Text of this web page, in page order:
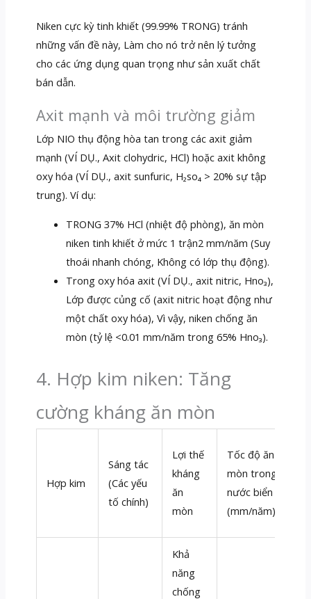
Niken cực kỳ tinh khiết (99.99% TRONG) tránh
những vấn đề này, Làm cho nó trở nên lý tưởng
cho các ứng dụng quan trọng như sản xuất chất
bán dẫn.
Axit mạnh và môi trường giảm
Lớp NIO thụ động hòa tan trong các axit giảm
mạnh (VÍ DỤ., Axit clohydric, HCl) hoặc axit không
oxy hóa (VÍ DỤ., axit sunfuric, H₂so₄ > 20% sự tập
trung). Ví dụ:
TRONG 37% HCl (nhiệt độ phòng), ăn mòn
niken tinh khiết ở mức 1 trận2 mm/năm (Suy
thoái nhanh chóng, Không có lớp thụ động).
Trong oxy hóa axit (VÍ DỤ., axit nitric, Hno₃),
Lớp được củng cố (axit nitric hoạt động như
một chất oxy hóa), Vì vậy, niken chống ăn
mòn (tỷ lệ <0.01 mm/năm trong 65% Hno₃).
4. Hợp kim niken: Tăng
cường kháng ăn mòn
Hợp kim
Sáng tác
(Các yếu
tố chính)
Lợi thế
kháng
ăn
mòn
Tốc độ ăn
mòn trong
nước biển
(mm/năm)
Khả
năng
chống